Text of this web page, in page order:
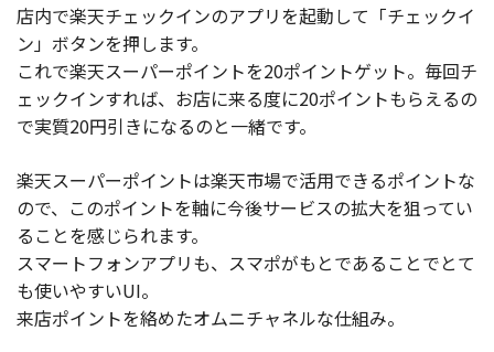
店内で楽天チェックインのアプリを起動して「チェックイ
ン」ボタンを押します。
これで楽天スーパーポイントを20ポイントゲット。毎回チ
ェックインすれば、お店に来る度に20ポイントもらえるの
で実質20円引きになるのと一緒です。
楽天スーパーポイントは楽天市場で活用できるポイントな
ので、このポイントを軸に今後サービスの拡大を狙ってい
ることを感じられます。
スマートフォンアプリも、スマポがもとであることでとて
も使いやすいUI。
来店ポイントを絡めたオムニチャネルな仕組み。